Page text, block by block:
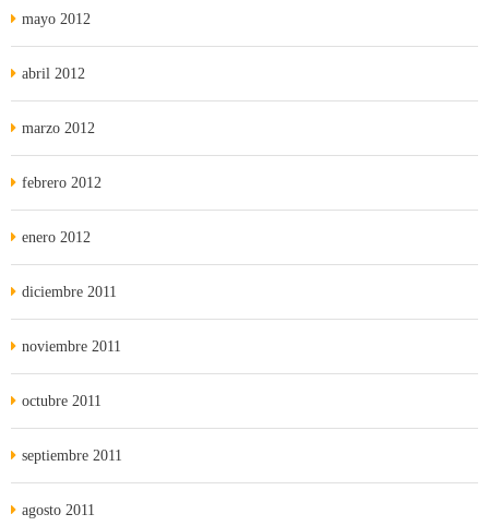
mayo 2012
abril 2012
marzo 2012
febrero 2012
enero 2012
diciembre 2011
noviembre 2011
octubre 2011
septiembre 2011
agosto 2011